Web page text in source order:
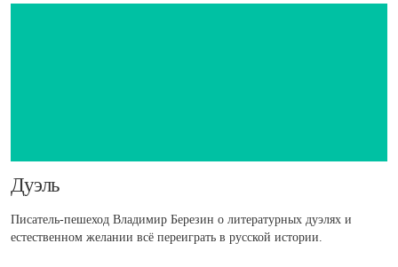
​Дуэль
Писатель-пешеход Владимир Березин о литературных дуэлях и
естественном желании всё переиграть в русской истории.